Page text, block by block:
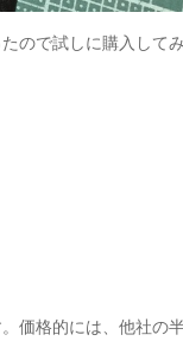
ので試しに購入して
価格的には、他社の